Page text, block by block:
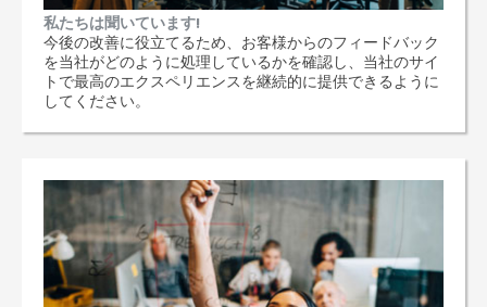
私たちは聞いています!
今後の改善に役立てるため、お客様からのフィードバック
を当社がどのように処理しているかを確認し、当社のサイ
トで最高のエクスペリエンスを継続的に提供できるように
してください。